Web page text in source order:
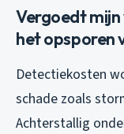
Vergoedt
het opsporen
Detectiekosten
schade zoals
Achterstallig